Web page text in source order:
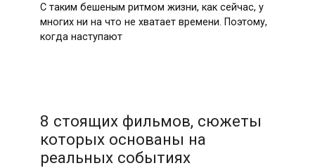
С таким бешеным ритмом жизни, как сейчас, у
многих ни на что не хватает времени. Поэтому,
когда наступают
8 стоящих фильмов, сюжеты
которых основаны на
реальных событиях